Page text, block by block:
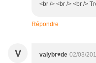
<br /> <br /> <br />
Répondre
V valybr♥de 02/03/